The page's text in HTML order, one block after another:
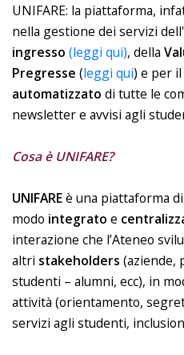
UNIFARE: la piattaforma,
nella gestione dei servizi
ingresso (leggi qui), della
Pregresse (leggi qui) e per
automatizzato di tutte le
newsletter e avvisi agli
Cosa è UNIFARE?
UNIFAREè una piattaforma
modo integrato e
interazione che l’Ateneo
altri stakeholders (aziende,
studenti – alumni, ecc), in
attività (orientamento,
servizi agli studenti,